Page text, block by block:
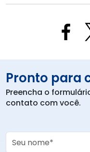
Pronto para
Preencha o
contato com você.
Your Name